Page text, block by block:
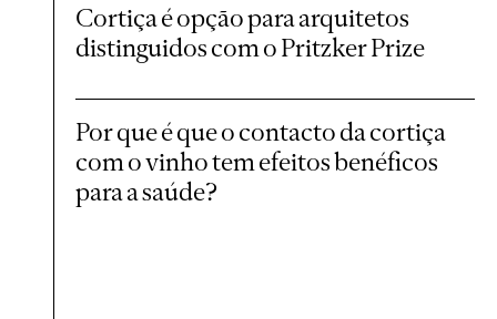
Cortiça é opção para arquitetos
distinguidos com o Pritzker Prize
Por que é que o contacto da cortiça
com o vinho tem efeitos benéficos
para a saúde?